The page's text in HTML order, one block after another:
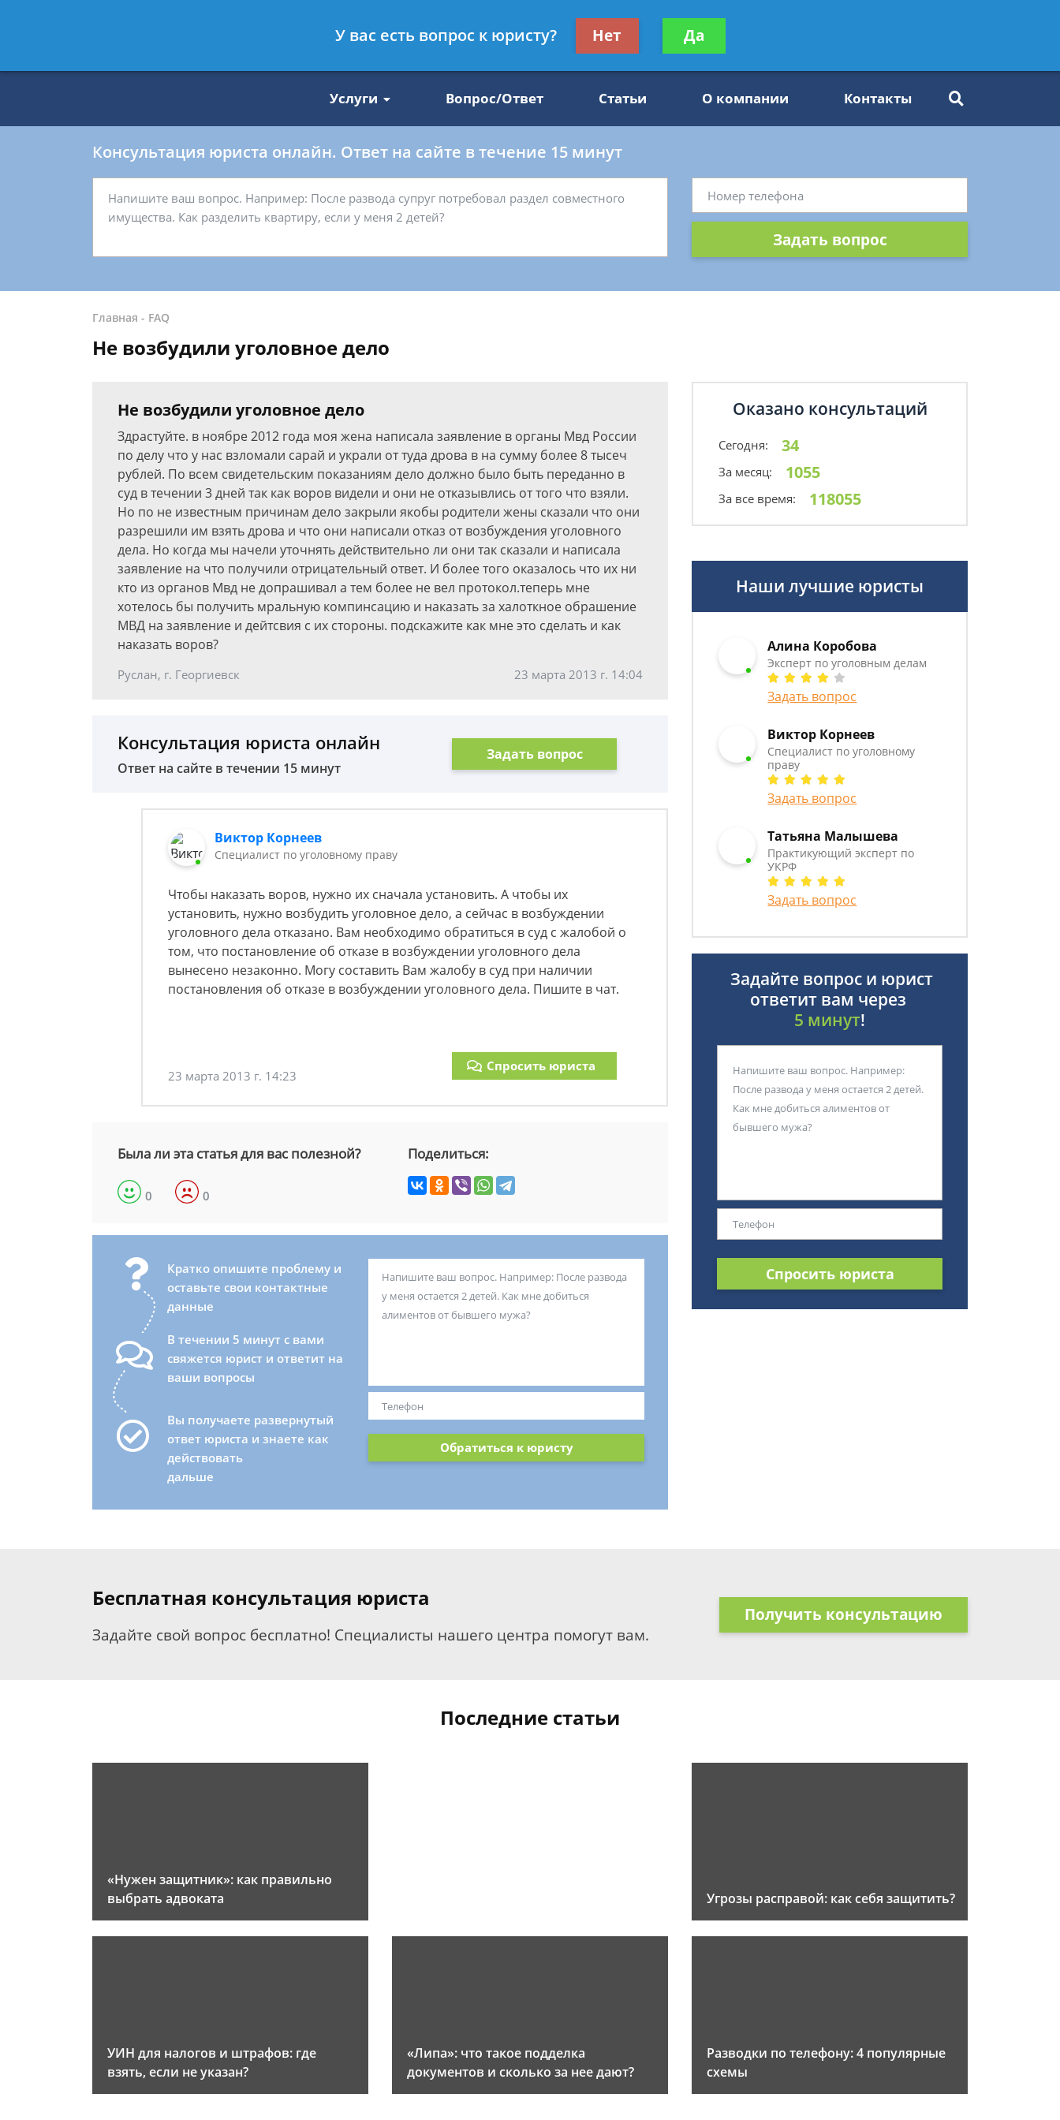
8 812 509-27-47
Получите консультацию
бесплатно
Услуги Вопрос/Ответ Статьи О компании Контакты
Консультация юриста онлайн. Ответ на сайте в течение 15 минут
Задать вопрос
Главная - FAQ
Не возбудили уголовное дело
Не возбудили уголовное дело
Здрастуйте. в ноябре 2012 года моя жена написала заявление в органы Мвд России
по делу что у нас взломали сарай и украли от туда дрова в на сумму более 8 тысеч
рублей. По всем свидетельским показаниям дело должно было быть переданно в
суд в течении 3 дней так как воров видели и они не отказывлись от того что взяли.
Но по не известным причинам дело закрыли якобы родители жены сказали что они
разрешили им взять дрова и что они написали отказ от возбуждения уголовного
дела. Но когда мы начели уточнять действительно ли они так сказали и написала
заявление на что получили отрицательный ответ. И более того оказалось что их ни
кто из органов Мвд не допрашивал а тем более не вел протокол.теперь мне
хотелось бы получить мральную компинсацию и наказать за халоткное обрашение
МВД на заявление и дейтсвия с их стороны. подскажите как мне это сделать и как
наказать воров?
Руслан, г. Георгиевск 23 марта 2013 г. 14:04
Консультация юриста онлайн
Ответ на сайте в течении 15 минут
Задать вопрос
Виктор Корнеев
Cпециалист по уголовному праву
Чтобы наказать воров, нужно их сначала установить. А чтобы их
установить, нужно возбудить уголовное дело, а сейчас в возбуждении
уголовного дела отказано. Вам необходимо обратиться в суд с жалобой о
том, что постановление об отказе в возбуждении уголовного дела
вынесено незаконно. Могу составить Вам жалобу в суд при наличии
постановления об отказе в возбуждении уголовного дела. Пишите в чат.
23 марта 2013 г. 14:23
Спросить юриста
Была ли эта статья для вас полезной?
0 0
Поделиться:
Кратко опишите проблему и
оставьте свои контактные
данные
В течении 5 минут с вами
свяжется юрист и ответит на
ваши вопросы
Вы получаете развернутый
ответ юриста и знаете как
действовать
дальше
Обратиться к юристу
Оказано консультаций
Сегодня: 34
За месяц: 1055
За все время: 118055
Наши лучшие юристы
Алина Коробова
Эксперт по уголовным делам
Задать вопрос
Виктор Корнеев
Cпециалист по уголовному
праву
Задать вопрос
Татьяна Малышева
Практикующий эксперт по
УКРФ
Задать вопрос
Задайте вопрос и юрист
ответит вам через
5 минут!
Спросить юриста
Бесплатная консультация юриста
Задайте свой вопрос бесплатно! Специалисты нашего центра помогут вам.
Получить консультацию
Последние статьи
«Нужен защитник»: как правильно
выбрать адвоката
Угрозы расправой: как себя защитить?
УИН для налогов и штрафов: где
взять, если не указан?
«Липа»: что такое подделка
документов и сколько за нее дают?
Разводки по телефону: 4 популярные
схемы
У вас есть вопрос к юристу? Нет Да